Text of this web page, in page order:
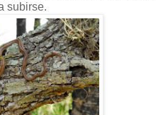
subirse.